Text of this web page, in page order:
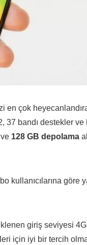
en çok
37 bandı destekler
ve 128 GB depolama
kullanıcılarına göre
giriş seviyesi
için iyi bir tercih